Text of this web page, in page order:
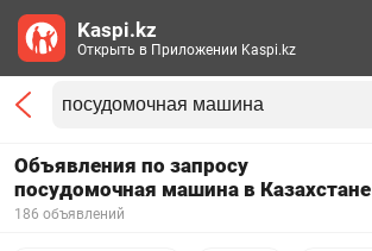
Объявления по запросу
посудомочная машина в Казахстане
186 объявлений
Kaspi.kz
Открыть в Приложении Kaspi.kz